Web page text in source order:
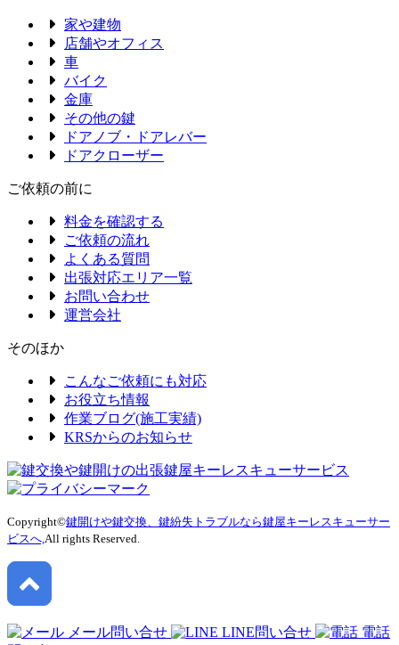
家や建物
店舗やオフィス
車
バイク
金庫
その他の鍵
ドアノブ・ドアレバー
ドアクローザー
ご依頼の前に
料金を確認する
ご依頼の流れ
よくある質問
出張対応エリア一覧
お問い合わせ
運営会社
そのほか
こんなご依頼にも対応
お役立ち情報
作業ブログ(施工実績)
KRSからのお知らせ
Copyright©鍵開けや鍵交換、鍵紛失トラブルなら鍵屋キーレスキューサー
ビスへ, All rights Reserved.
メール問い合せ LINE問い合せ
電話